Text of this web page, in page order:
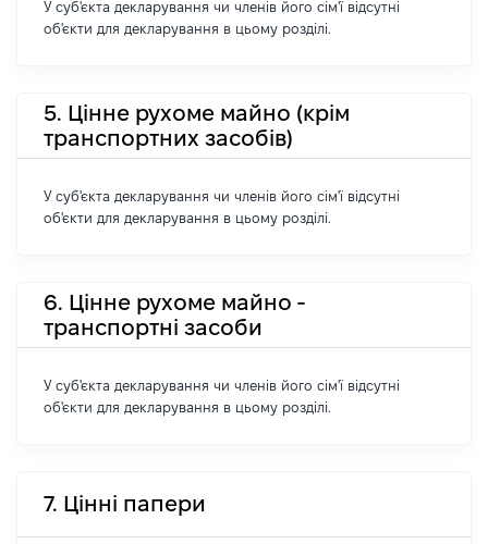
У суб'єкта декларування чи членів його сім'ї відсутні
об'єкти для декларування в цьому розділі.
5. Цінне рухоме майно (крім
транспортних засобів)
У суб'єкта декларування чи членів його сім'ї відсутні
об'єкти для декларування в цьому розділі.
6. Цінне рухоме майно -
транспортні засоби
У суб'єкта декларування чи членів його сім'ї відсутні
об'єкти для декларування в цьому розділі.
7. Цінні папери